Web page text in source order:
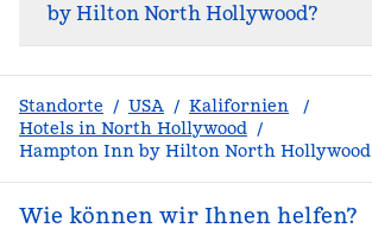
by Hilton North Hollywood?
Standorte / USA / Kalifornien
/
Hotels in North Hollywood /
Hampton Inn by Hilton North Hollywood
Wie können wir Ihnen helfen?